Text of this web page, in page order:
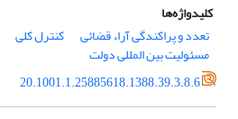
کلیدواژه‌ها
تعدد و پراکندگی آراء قضائی
کنترل کلی
مسئولیت بین المللی دولت
20.1001.1.25885618.1388.39.3.8.6